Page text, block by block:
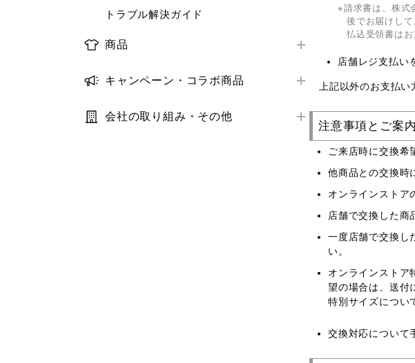
梱包・ギフトサービス
トラブル解決ガイド
StyleHint・LIVE STATION
トラブル解決ガイド
商品
在庫
キャンペーン・コラボ商品
コラボ商品
会社の取り組み・その他
請求書は、株式
後でお届けし
払込受領書は
店舗レジ支払い
上記以外のお支払い
注意事項とご案内
ご来店時に交換希
他商品との交換時
オンラインストア
店舗で交換した商
一度店舗で交換し
い。
オンラインストア
望の場合は、送付
特別サイズについ
交換対応について